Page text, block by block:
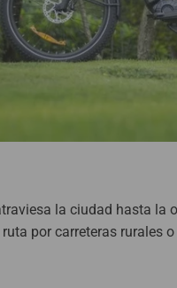
la ciudad hasta la
por carreteras rurales